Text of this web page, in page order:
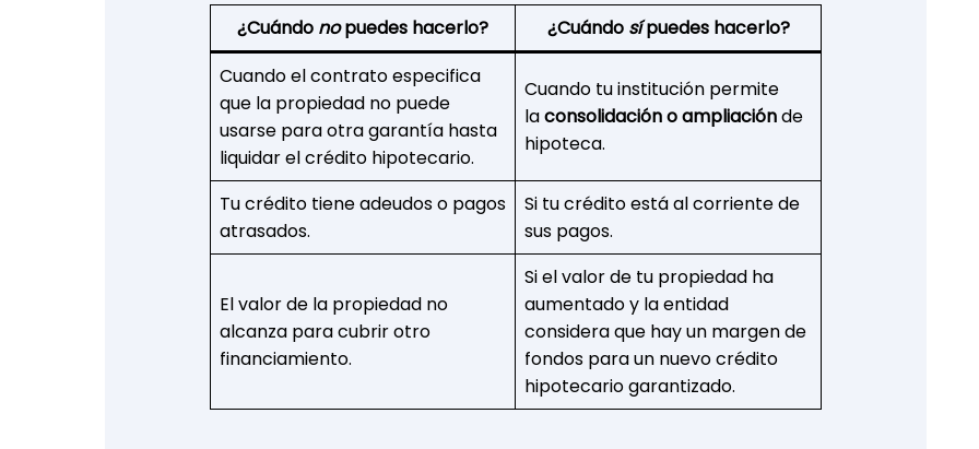
¿Cuándo nopuedes hacerlo? ¿Cuándo sípuedes hacerlo?
Cuando el contrato especifica
que la propiedad no puede
usarse para otra garantía hasta
liquidar el crédito hipotecario.
Cuando tu institución permite
laconsolidación o ampliaciónde
hipoteca.
Tu crédito tiene adeudos o pagos
atrasados.
Si tu crédito está al corriente de
sus pagos.
El valor de la propiedad no
alcanza para cubrir otro
financiamiento.
Si el valor de tu propiedad ha
aumentado y la entidad
considera que hay un margen de
fondos para un nuevo crédito
hipotecario garantizado.